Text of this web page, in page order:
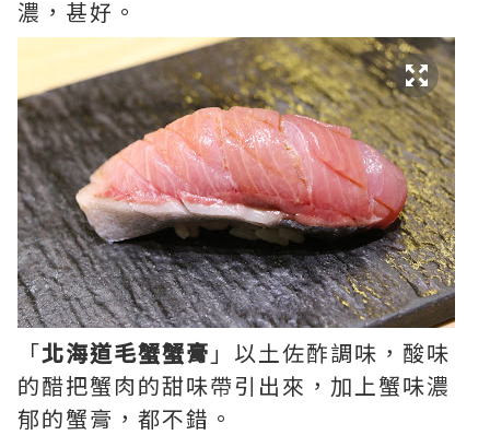
濃，甚好。
「北海道毛蟹蟹膏 」以土佐酢調味，酸味
的醋把蟹肉的甜味帶引出來，加上蟹味濃
郁的蟹膏，都不錯。